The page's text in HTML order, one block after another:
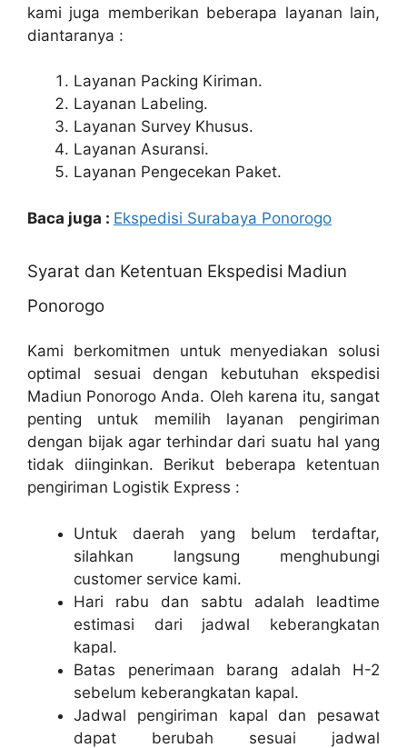
kami juga memberikan beberapa layanan lain,
diantaranya :
Layanan Packing Kiriman.
Layanan Labeling.
Layanan Survey Khusus.
Layanan Asuransi.
Layanan Pengecekan Paket.
Baca juga : Ekspedisi Surabaya Ponorogo
Syarat dan Ketentuan Ekspedisi Madiun
Ponorogo
Kami berkomitmen untuk menyediakan solusi
optimal sesuai dengan kebutuhan ekspedisi
Madiun Ponorogo Anda. Oleh karena itu, sangat
penting untuk memilih layanan pengiriman
dengan bijak agar terhindar dari suatu hal yang
tidak diinginkan. Berikut beberapa ketentuan
pengiriman Logistik Express :
Untuk daerah yang belum terdaftar,
silahkan langsung menghubungi
customer service kami.
Hari rabu dan sabtu adalah leadtime
estimasi dari jadwal keberangkatan
kapal.
Batas penerimaan barang adalah H-2
sebelum keberangkatan kapal.
Jadwal pengiriman kapal dan pesawat
dapat berubah sesuai jadwal